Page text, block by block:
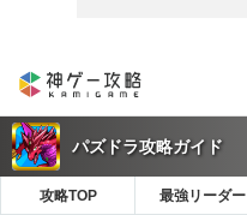
パズドラ攻略ガイド
攻略TOP 最強リーダー